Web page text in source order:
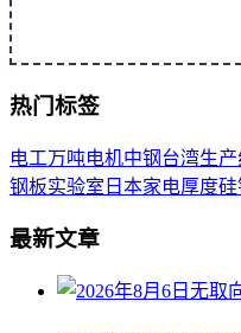
热门标签
电工万吨电机中钢台湾生产
钢板实验室 日本家电厚度硅
最新文章